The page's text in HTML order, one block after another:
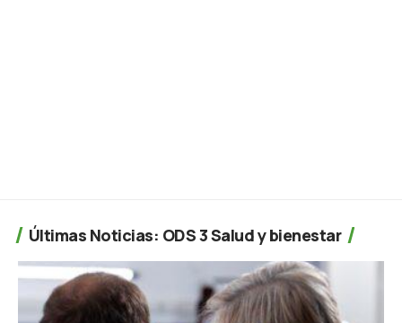
Últimas Noticias: ODS 3 Salud y bienestar